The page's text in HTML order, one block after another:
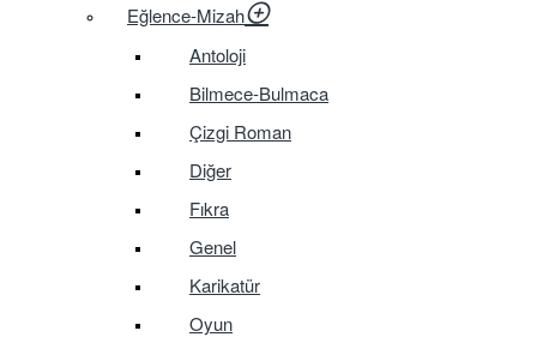
Eğlence-Mizah
Antoloji
Bilmece-Bulmaca
Çizgi Roman
Diğer
Fıkra
Genel
Karikatür
Oyun